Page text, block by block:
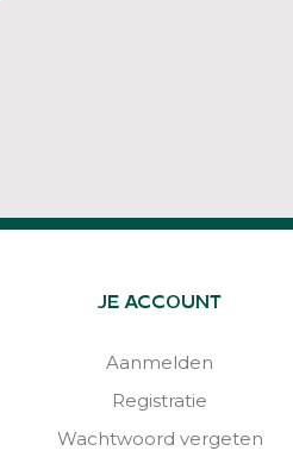
JE ACCOUNT
Aanmelden
Registratie
Wachtwoord vergeten